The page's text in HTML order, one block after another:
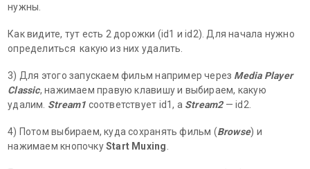
нужны.
Как видите, тут есть 2 дорожки (id1 и id2). Для начала нужно
определиться какую из них удалить.
3) Для этого запускаем фильм например через Media Player
Classic, нажимаем правую клавишу и выбираем, какую
удалим. Stream1 соответствует id1, а Stream2— id2.
4) Потом выбираем, куда сохранять фильм (Browse) и
нажимаем кнопочкуStart Muxing